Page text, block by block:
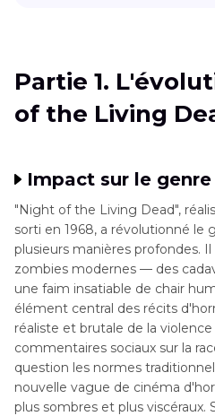
Partie 2
. L'impact de la
d'horreur
Living Dead en couleur
Partie 1.
of the Living
Impact sur le
"Night of the Living Dead",
sorti en 1968, a révolutionné le
plusieurs manières profondes.
zombies modernes — des
une faim insatiable de chair
élément central des récits
réaliste et brutale de la
commentaires sociaux sur la
question les normes
nouvelle vague de cinéma
plus sombres et plus viscéraux.